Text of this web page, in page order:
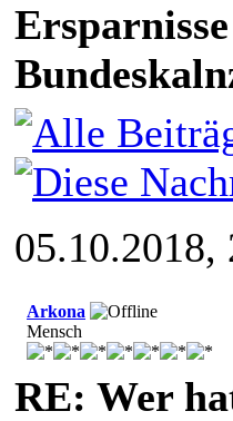
05.10.2018,
Arkona
Mensch
RE: Wer